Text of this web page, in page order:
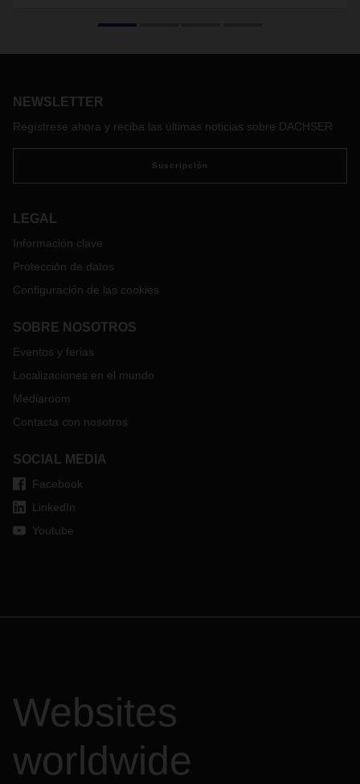
con oficinas, más de 20.000 huecos de palés para
en suelo, y la construcción de una zona de espera y un área
de aparcamiento para camiones.
NEWSLETTER
Regístrese ahora y reciba las últimas noticias sobre DACHSER
Suscripción
LEGAL
Información clave
Protección de datos
Configuración de las cookies
SOBRE NOSOTROS
Eventos y ferias
Localizaciones en el mundo
Mediaroom
Contacta con nosotros
SOCIAL MEDIA
Facebook
LinkedIn
Youtube
Websites
worldwide